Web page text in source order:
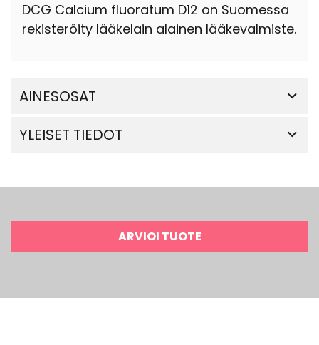
DCG Calcium fluoratum D12 on Suomessa
rekisteröity lääkelain alainen lääkevalmiste.
AINESOSAT
YLEISET TIEDOT
ARVIOI TUOTE